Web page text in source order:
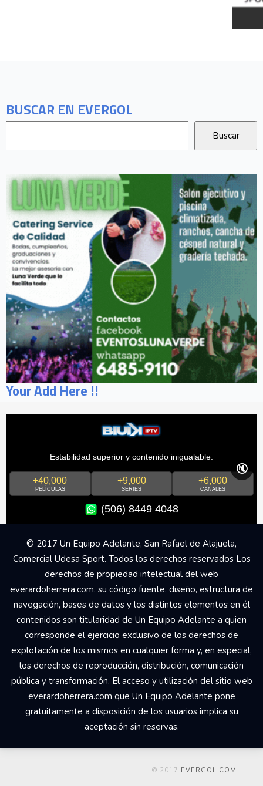
BUSCAR EN EVERGOL
Your Add Here !!
Estabilidad superior y contenido inigualable.
+40,000
PELÍCULAS
+9,000
SERIES
+6,000
CANALES
(506) 8449 4048
🔇
© 2017 Un Equipo Adelante, San Rafael de Alajuela,
Comercial Udesa Sport. Todos los derechos reservados Los
derechos de propiedad intelectual del web
everardoherrera.com, su código fuente, diseño, estructura de
navegación, bases de datos y los distintos elementos en él
contenidos son titularidad de Un Equipo Adelante a quien
corresponde el ejercicio exclusivo de los derechos de
explotación de los mismos en cualquier forma y, en especial,
los derechos de reproducción, distribución, comunicación
pública y transformación. El acceso y utilización del sitio web
everardoherrera.com que Un Equipo Adelante pone
gratuitamente a disposición de los usuarios implica su
aceptación sin reservas.
© 2017 EVERGOL.COM